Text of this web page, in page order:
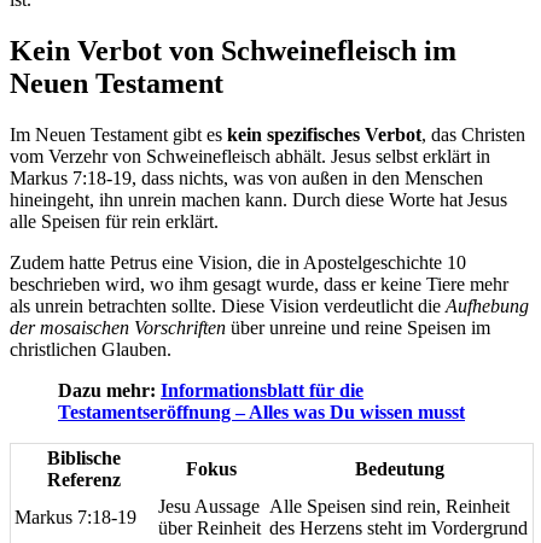
Kein Verbot von Schweinefleisch im
Neuen Testament
Im Neuen Testament gibt es kein spezifisches Verbot, das Christen
vom Verzehr von Schweinefleisch abhält. Jesus selbst erklärt in
Markus 7:18-19, dass nichts, was von außen in den Menschen
hineingeht, ihn unrein machen kann. Durch diese Worte hat Jesus
alle Speisen für rein erklärt.
Zudem hatte Petrus eine Vision, die in Apostelgeschichte 10
beschrieben wird, wo ihm gesagt wurde, dass er keine Tiere mehr
als unrein betrachten sollte. Diese Vision verdeutlicht die Aufhebung
der mosaischen Vorschriften über unreine und reine Speisen im
christlichen Glauben.
Dazu mehr: Informationsblatt für die
Testamentseröffnung – Alles was Du wissen musst
Biblische
Referenz
Fokus Bedeutung
Markus 7:18-19
Jesu Aussage
über Reinheit
Alle Speisen sind rein, Reinheit
des Herzens steht im Vordergrund